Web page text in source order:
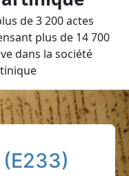
de 3 200 actes
plus de 14 700
dans la société